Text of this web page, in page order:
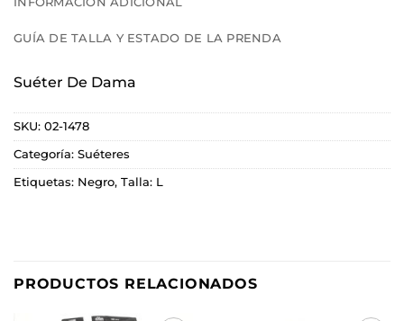
GUÍA DE TALLA Y ESTADO DE LA PRENDA
Suéter De Dama
SKU: 02-1478
Categoría: Suéteres
Etiquetas: Negro, Talla: L
PRODUCTOS RELACIONADOS